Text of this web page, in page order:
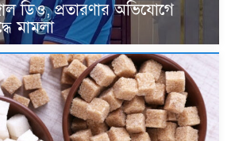
ডিও, প্রতারণার অভিযোগে
মামলা